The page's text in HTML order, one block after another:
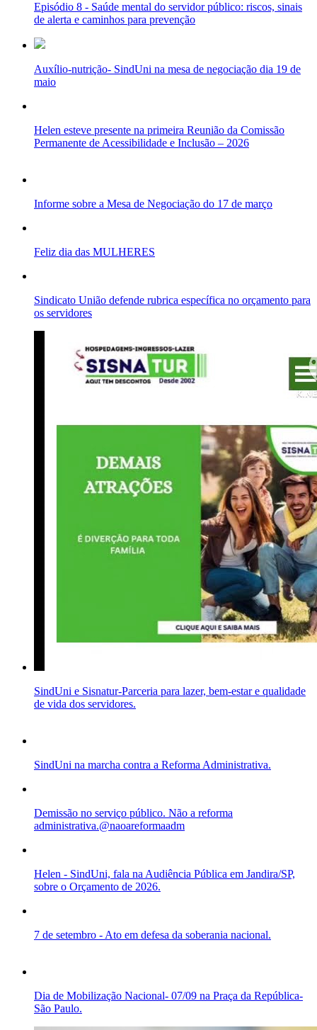
Episódio 8 - Saúde mental do servidor público: riscos, sinais
de alerta e caminhos para prevenção
Auxílio-nutrição- SindUni na mesa de negociação dia 19 de
maio
Helen esteve presente na primeira Reunião da Comissão
Permanente de Acessibilidade e Inclusão – 2026
Informe sobre a Mesa de Negociação do 17 de março
Feliz dia das MULHERES
Sindicato União defende rubrica específica no orçamento para
os servidores
SindUni e Sisnatur-Parceria para lazer, bem-estar e qualidade
de vida dos servidores.
SindUni na marcha contra a Reforma Administrativa.
Demissão no serviço público. Não a reforma
administrativa.@naoareformaadm
Helen - SindUni, fala na Audiência Pública em Jandira/SP,
sobre o Orçamento de 2026.
7 de setembro - Ato em defesa da soberania nacional.
Dia de Mobilização Nacional- 07/09 na Praça da República-
São Paulo.